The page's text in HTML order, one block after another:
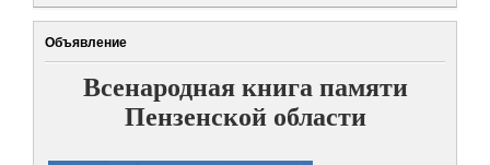
Объявление
Всенародная книга памяти
Пензенской области